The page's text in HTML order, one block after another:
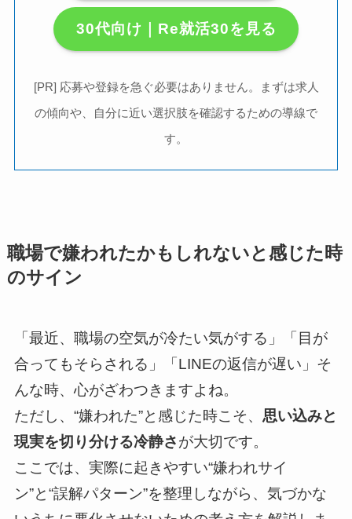
30代向け｜Re就活30を見る
[PR] 応募や登録を急ぐ必要はありません。まずは求人
の傾向や、自分に近い選択肢を確認するための導線で
す。
職場で嫌われたかもしれないと感じた時
のサイン
「最近、職場の空気が冷たい気がする」「目が
合ってもそらされる」「LINEの返信が遅い」そ
んな時、心がざわつきますよね。
ただし、“嫌われた”と感じた時こそ、 思い込みと
現実を切り分ける冷静さが大切です。
ここでは、実際に起きやすい“嫌われサイ
ン”と“誤解パターン”を整理しながら、気づかな